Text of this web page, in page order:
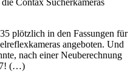
plötzlich in den Fassungen für
angeboten. Und
nach einer Neuberechnung
(…)